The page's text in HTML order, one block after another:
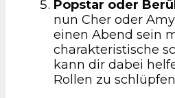
Popstar oder
nun Cher oder
einen Abend sein
charakteristische
kann dir dabei
Rollen zu